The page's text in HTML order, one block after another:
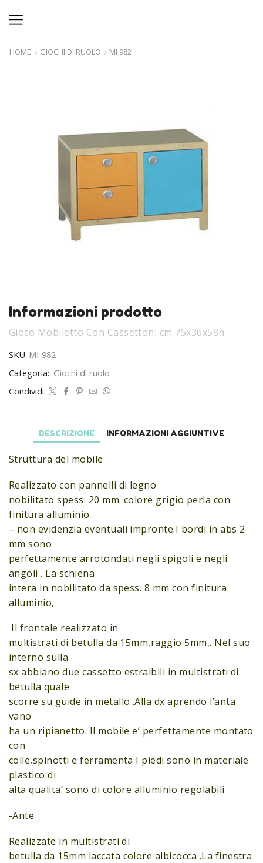
HOME GIOCHI DI RUOLO MI 982
Informazioni prodotto
Gioco Mobiletto Con Cassettoni cm 75x36x58h
SKU: MI 982
Categoria: Giochi di ruolo
Condividi:
DESCRIZIONE INFORMAZIONI AGGIUNTIVE
Struttura del mobile
Realizzato con pannelli di legno
nobilitato spess. 20 mm. colore grigio perla con
finitura alluminio
– non evidenzia eventuali impronte.I bordi in abs 2
mm sono
perfettamente arrotondati negli spigoli e negli
angoli . La schiena
intera in nobilitato da spess. 8 mm con finitura
alluminio,
Il frontale realizzato in
multistrati di betulla da 15mm,raggio 5mm,. Nel suo
interno sulla
sx abbiano due cassetto estraibili in multistrati di
betulla quale
scorre su guide in metallo .Alla dx aprendo l’anta
vano
ha un ripianetto. Il mobile e’ perfettamente montato
con
colle,spinotti e ferramenta I piedi sono in materiale
plastico di
alta qualita’ sono di colore alluminio regolabili
-Ante
Realizzate in multistrati di
betulla da 15mm laccata colore albicocca .La finestra